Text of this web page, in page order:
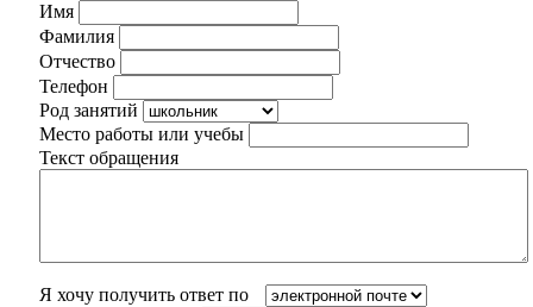
Имя
Фамилия
Отчество
Телефон
Род занятий
Место работы или учебы
Текст обращения
Я хочу получить ответ по